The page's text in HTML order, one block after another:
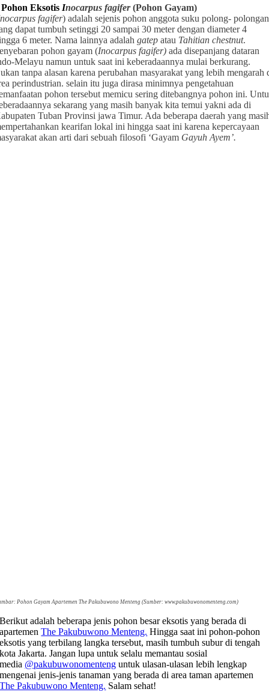
Pohon EksotisInocarpus fagifer(Pohon Gayam)
fagifer) adalah sejenis pohon anggota suku polong- polongan
dapat tumbuh setinggi 20 sampai 30 meter dengan diameter 4
6 meter. Nama lainnya adalahgatep atau Tahitian chestnut.
pohon gayam (Inocarpus fagifer) ada disepanjang dataran
Melayu namun untuk saat ini keberadaannya mulai berkurang.
tanpa alasan karena perubahan masyarakat yang lebih mengarah
perindustrian. selain itu juga dirasa minimnya pengetahuan
pohon tersebut memicu sering ditebangnya pohon ini.
sekarang yang masih banyak kita temui yakni ada di
Tuban Provinsi jawa Timur. Ada beberapa daerah yang
kearifan lokal ini hingga saat ini karena kepercayaan
akan arti dari sebuah filosofi ‘Gayam Gayuh Ayem’.
Pohon Gayam Apartemen The Pakubuwono Menteng (Sumber: www.pakubuwonomenteng.com)
Berikut adalah beberapa jenis pohon besar eksotis yang berada di
apartemenThe Pakubuwono Menteng. Hingga saat ini pohon-pohon
eksotis yang terbilang langka tersebut, masih tumbuh subur di tengah
kota Jakarta. Jangan lupa untuk selalu memantau sosial
media @pakubuwonomenteng untuk ulasan-ulasan lebih lengkap
mengenai jenis-jenis tanaman yang berada di area taman apartemen
The Pakubuwono Menteng. Salam sehat!